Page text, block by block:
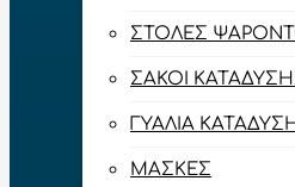
ΣΤΟΛΈΣ
ΣΆΚΟΙ
ΓΥΑΛΙΆ
ΜΆΣΚΕΣ